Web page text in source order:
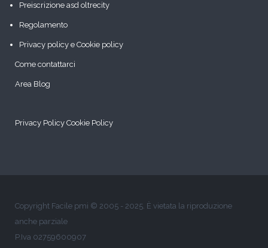
Preiscrizione asd oltrecity
Regolamento
Privacy policy e Cookie policy
Come contattarci
Area Blog
Privacy Policy Cookie Policy
Copyright Facile pmi © 2005 - 2025. È vietata la riproduzione
anche parziale
P.Iva 02759600907